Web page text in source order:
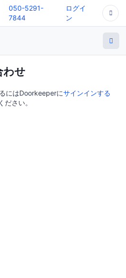
050-5291-
7844
ログイ
ン
わせ
にはDoorkeeperにサインインする
ください。